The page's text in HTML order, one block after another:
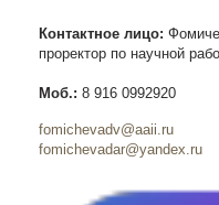
Контактное лицо:
проректор по научной
Моб.: 8 916 0992920
fomichevadv@aaii.ru
fomichevadar@yandex.ru